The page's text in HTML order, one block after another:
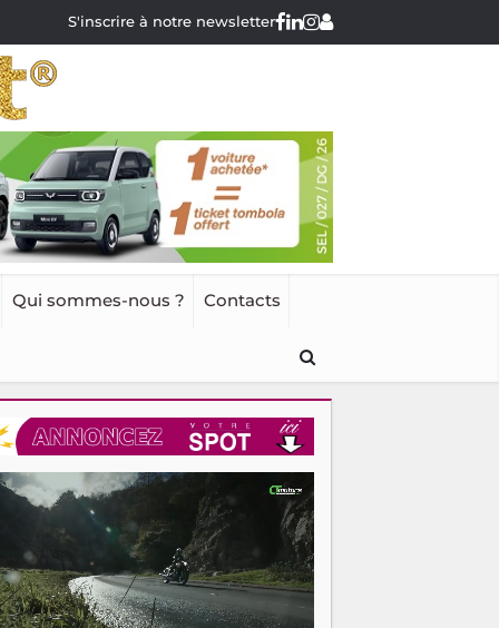
S'inscrire à notre newsletter
Qui sommes-nous ? Contacts